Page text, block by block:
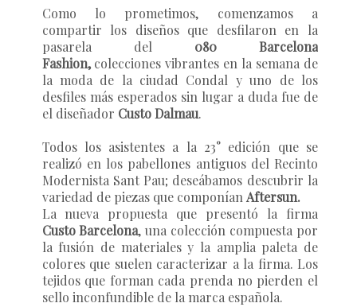
Como lo prometimos, comenzamos a
compartir los diseños que desfilaron en la
pasarela del 080 Barcelona
Fashion,colecciones vibrantes en la semana de
la moda de la ciudad Condal y uno de los
desfiles más esperados sin lugar a duda fue de
el diseñador Custo Dalmau.
Todos los asistentes a la 23° edición que se
realizó en los pabellones antiguos del Recinto
Modernista Sant Pau; deseábamos descubrir la
variedad de piezas que componíanAftersun.
La nueva propuesta que presentó la firma
Custo Barcelona, una colección compuesta por
la fusión de materiales y la amplia paleta de
colores que suelen caracterizar a la firma. Los
tejidos que forman cada prenda no pierden el
sello inconfundible de la marca española.